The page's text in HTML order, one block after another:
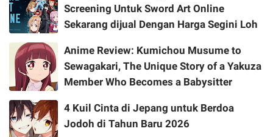
Screening Untuk Sword Art Online
Sekarang dijual Dengan Harga Segini Loh
Anime Review: Kumichou Musume to
Sewagakari, The Unique Story of a Yakuza
Member Who Becomes a Babysitter
4 Kuil Cinta di Jepang untuk Berdoa
Jodoh di Tahun Baru 2026